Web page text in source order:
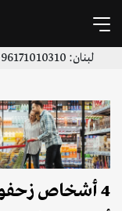
لبنان: 96171010310+ ديربورن: 13137751171+ | 13136996923+